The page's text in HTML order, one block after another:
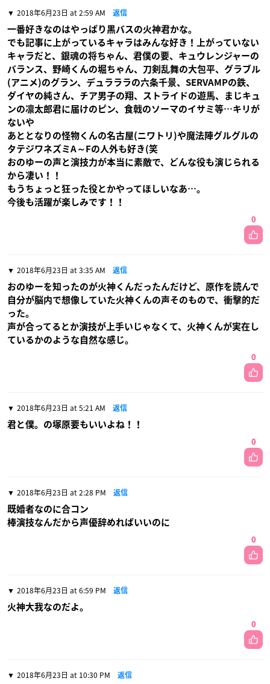
2018年6月23日 at 2:59 AM 返信
一番好きなのはやっぱり黒バスの火神君かな。
でも記事に上がっているキャラはみんな好き！上がっていない
キャラだと、銀魂の将ちゃん、君僕の要、キュウレンジャーの
バランス、野崎くんの堀ちゃん、刀剣乱舞の大包平、グラブル
(アニメ)のグラン、デュラララの六条千景、SERVAMPの鉄、
ダイヤの純さん、チア男子の翔、ストライドの遊馬、まじキュ
ンの凛太郎君に届けのピン、食戟のソーマのイサミ等…キリが
ないや
あととなりの怪物くんの名古屋(ニワトリ)や魔法陣グルグルの
タテジワネズミA～Fの人外も好き(笑
おのゆーの声と演技力が本当に素敵で、どんな役も演じられる
から凄い！！
もうちょっと狂った役とかやってほしいなあ…。
今後も活躍が楽しみです！！
0
2018年6月23日 at 3:35 AM 返信
おのゆーを知ったのが火神くんだったんだけど、原作を読んで
自分が脳内で想像していた火神くんの声そのもので、衝撃的だ
った。
声が合ってるとか演技が上手いじゃなくて、火神くんが実在し
ているかのような自然な感じ。
0
2018年6月23日 at 5:21 AM 返信
君と僕。の塚原要もいいよね！！
0
2018年6月23日 at 2:28 PM 返信
既婚者なのに合コン
棒演技なんだから声優辞めればいいのに
0
2018年6月23日 at 6:59 PM 返信
火神大我なのだよ。
0
2018年6月23日 at 10:30 PM 返信